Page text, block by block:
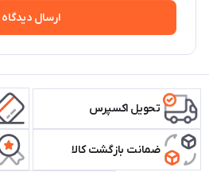
ارسال دیدگاه
تحویل اکسپرس
ضمانت بازگشت کالا